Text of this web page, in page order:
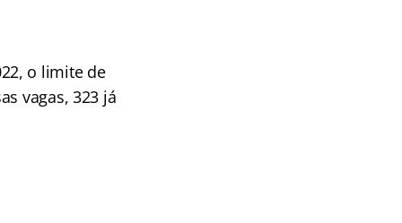
o limite de
vagas, 323 já